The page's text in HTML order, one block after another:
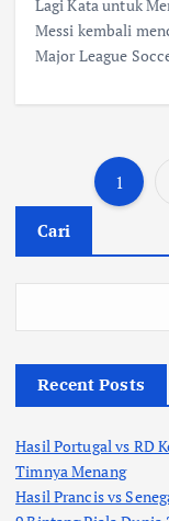
Lagi Kata untuk
Messi kembali
Major League
1
Cari
Recent Posts
Hasil Portugal vs RD
Timnya Menang
Hasil Prancis vs